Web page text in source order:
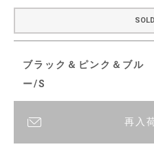
ブラック＆ピンク＆ブル
ー/S
再入